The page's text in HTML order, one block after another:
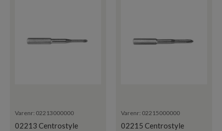
Varenr: 02213000000
02213 Centrostyle
Varenr: 02215000000
02215 Centrostyle